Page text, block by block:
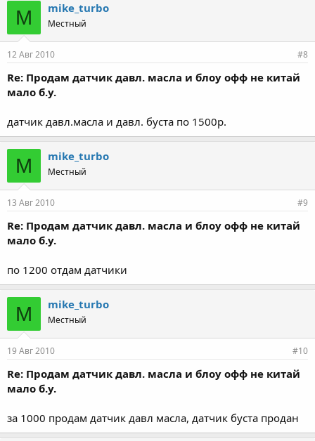
M mike_turbo
Местный
12 Авг 2010 #8
Re: Продам датчик давл. масла и блоу офф не китай
мало б.у.
датчик давл.масла и давл. буста по 1500р.
M mike_turbo
Местный
13 Авг 2010 #9
Re: Продам датчик давл. масла и блоу офф не китай
мало б.у.
по 1200 отдам датчики
M mike_turbo
Местный
19 Авг 2010 #10
Re: Продам датчик давл. масла и блоу офф не китай
мало б.у.
за 1000 продам датчик давл масла, датчик буста продан